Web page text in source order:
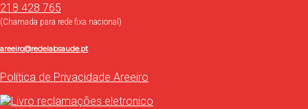
218 428 765
(Chamada para rede fixa nacional)
areeiro@redelabsaude.pt
Política de Privacidade Areeiro